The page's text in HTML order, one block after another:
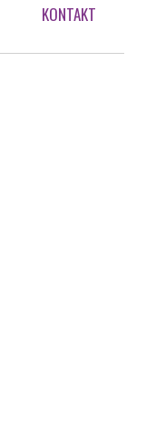
KONTAKT